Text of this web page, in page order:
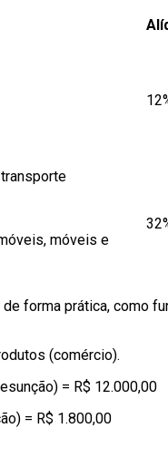
móveis e
forma prática, como
(comércio).
= R$ 12.000,00
= R$ 1.800,00